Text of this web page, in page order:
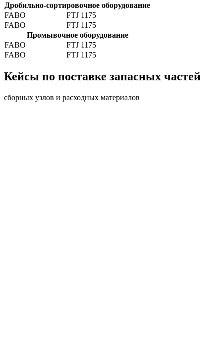
Дробильно-сортировочное оборудование
FABO
FTJ 1175
FABO
FTJ 1175
Промывочное оборудование
FABO
FTJ 1175
FABO
FTJ 1175
Кейсы по поставке запасных частей
сборных узлов и расходных материалов